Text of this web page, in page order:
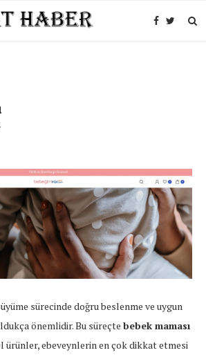
sürecinde doğru beslenme ve uygun
önemlidir. Bu süreçte bebek maması
ürünler, ebeveynlerin en çok dikkat etmesi